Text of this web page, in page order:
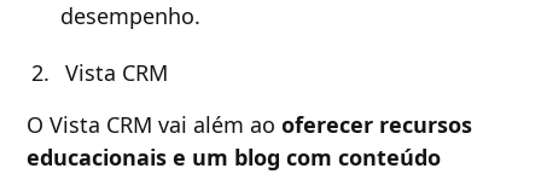
desempenho.
Vista CRM
O Vista CRM vai além ao oferecer recursos
educacionais e um blog com conteúdo